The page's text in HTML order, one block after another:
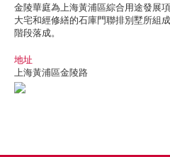
金陵華庭為上海黃浦區綜合用途發展
大宅和經修繕的石庫門聯排別墅所組
階段落成。
地址
上海黃浦區金陵路